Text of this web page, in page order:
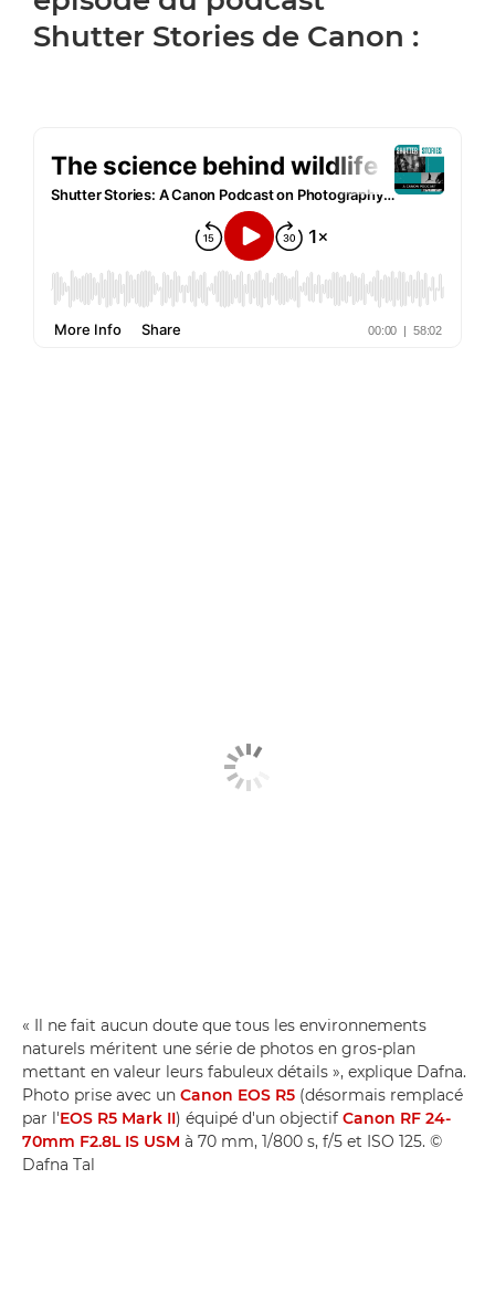
Shutter Stories de Canon :
« Il ne fait aucun doute que tous les environnements
naturels méritent une série de photos en gros-plan
mettant en valeur leurs fabuleux détails », explique Dafna.
Photo prise avec un Canon EOS R5 (désormais remplacé
par l'EOS R5 Mark II) équipé d'un objectif Canon RF 24-
70mm F2.8L IS USM à 70 mm, 1/800 s, f/5 et ISO 125. ©
Dafna Tal